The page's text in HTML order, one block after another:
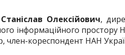
Олексійович,
інформаційного
член-кореспондент НАН